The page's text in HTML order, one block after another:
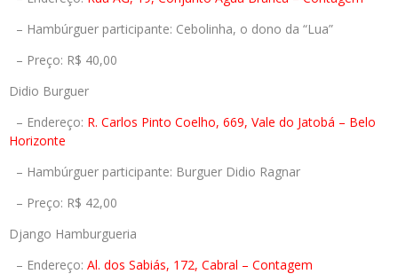
– Hambúrguer participante: Cebolinha, o dono da “Lua”
– Preço: R$ 40,00
Didio Burguer
– Endereço: R. Carlos Pinto Coelho, 669, Vale do Jatobá – Belo
Horizonte
– Hambúrguer participante: Burguer Didio Ragnar
– Preço: R$ 42,00
Django Hamburgueria
– Endereço: Al. dos Sabiás, 172, Cabral – Contagem